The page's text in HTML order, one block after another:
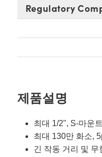
Regulatory
제품설명
최대 1/2", S-마운
최대 130만 화소,
긴 작동 거리 및